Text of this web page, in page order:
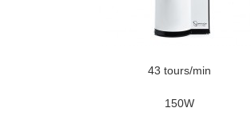
43 tours/min
150W